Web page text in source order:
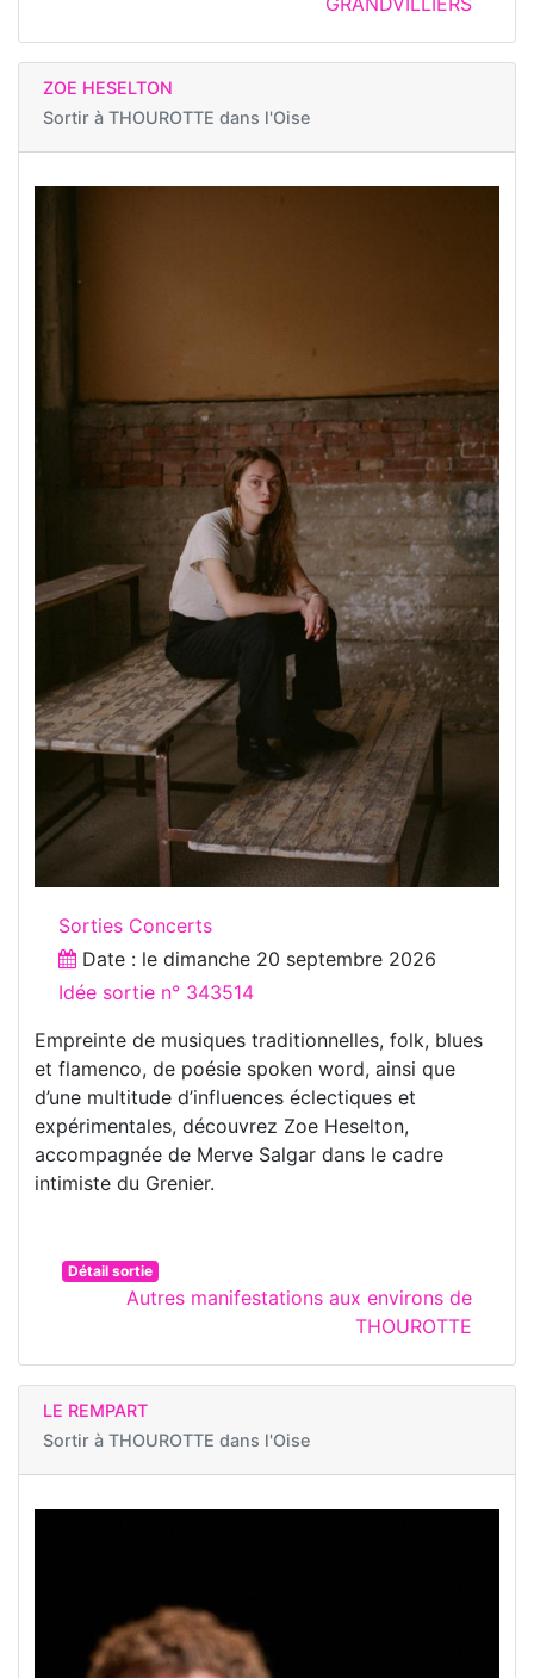
ZOE HESELTON
Sortir à THOUROTTE dans l'Oise
Sorties Concerts
Date : le dimanche 20 septembre 2026
Idée sortie n° 343514
Empreinte de musiques traditionnelles, folk, blues
et flamenco, de poésie spoken word, ainsi que
d’une multitude d’influences éclectiques et
expérimentales, découvrez Zoe Heselton,
accompagnée de Merve Salgar dans le cadre
intimiste du Grenier.
Détail sortie
Autres manifestations aux environs de
THOUROTTE
LE REMPART
Sortir à THOUROTTE dans l'Oise